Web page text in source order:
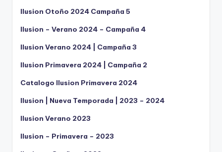
Ilusion Otoño 2024 Campaña 5
Ilusion – Verano 2024 – Campaña 4
Ilusion Verano 2024 | Campaña 3
Ilusion Primavera 2024 | Campaña 2
Catalogo Ilusion Primavera 2024
Ilusion | Nueva Temporada | 2023 – 2024
Ilusion Verano 2023
Ilusion – Primavera – 2023